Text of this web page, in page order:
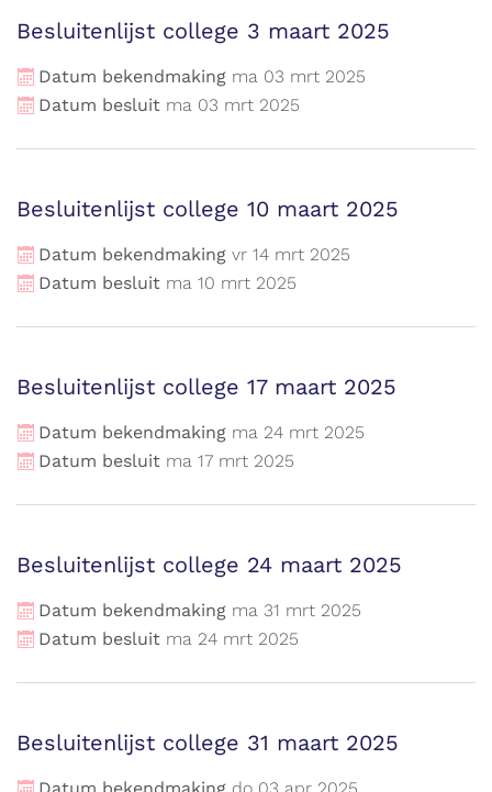
Besluitenlijst college 3 maart 2025
Datum bekendmaking ma 03 mrt 2025
Datum besluit ma 03 mrt 2025
Besluitenlijst college 10 maart 2025
Datum bekendmaking vr 14 mrt 2025
Datum besluit ma 10 mrt 2025
Besluitenlijst college 17 maart 2025
Datum bekendmaking ma 24 mrt 2025
Datum besluit ma 17 mrt 2025
Besluitenlijst college 24 maart 2025
Datum bekendmaking ma 31 mrt 2025
Datum besluit ma 24 mrt 2025
Besluitenlijst college 31 maart 2025